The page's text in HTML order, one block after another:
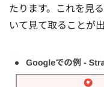
たります。これを見
いて見て取ることが